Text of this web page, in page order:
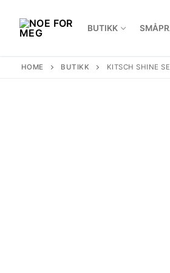
content
BUTIKK
HOME BUTIKK KITSCH SHINE